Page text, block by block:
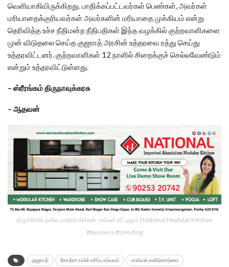
வெளியாகியிருக்கிறது. பாதிக்கப்பட்டவர்கள் பெண்கள், அவர்கள்
மரியாதைக்குரியவர்கள் அவர்களின் மரியாதை முக்கியம் என்று
தெரிவித்த உச்ச நீதிமன்ற நீதிபதிகள் இந்த வழக்கில் குற்றவாளிகளை
முன் விடுதலை செய்த குஜராத் அரசின் உத்தரவை ரத்து செய்து
உத்தரவிட்டனர். குற்றவாளிகள் 12 நாளில் சிறைக்குச் செல்லவேண்டும்
என்றும் உத்தரவிட்டுள்ளது.
– ஸ்ரீரங்கம் திருநாவுக்கரசு
– ஆதவன்
திருச்சியில் நவீன மாடூலர் கிச்சன் -உங்கள் வீட்டிலும் | National Modular Kitchen
#business #trending
குஜராத் கோத்ரா ரயில் எரிப்பு சம்பவம் பாலியல் வன்கொடுமை